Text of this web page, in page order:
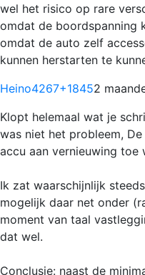
wel het risico op rare
omdat de boordspanning
omdat de auto zelf
kunnen herstarten te
Heino4267+18452
Klopt helemaal wat je
was niet het probleem,
accu aan vernieuwing toe
Ik zat waarschijnlijk
mogelijk daar net onder
moment van taal
dat wel.
Conclusie: naast de